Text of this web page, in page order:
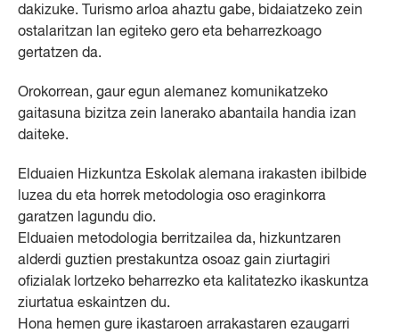
dakizuke. Turismo arloa ahaztu gabe, bidaiatzeko zein
ostalaritzan lan egiteko gero eta beharrezkoago
gertatzen da.
Orokorrean, gaur egun alemanez komunikatzeko
gaitasuna bizitza zein lanerako abantaila handia izan
daiteke.
Elduaien Hizkuntza Eskolak alemana irakasten ibilbide
luzea du eta horrek metodologia oso eraginkorra
garatzen lagundu dio.
Elduaien metodologia berritzailea da, hizkuntzaren
alderdi guztien prestakuntza osoaz gain ziurtagiri
ofizialak lortzeko beharrezko eta kalitatezko ikaskuntza
ziurtatua eskaintzen du.
Hona hemen gure ikastaroen arrakastaren ezaugarri